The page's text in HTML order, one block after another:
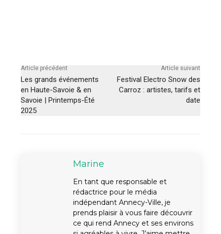
Article précédent
Les grands événements
en Haute-Savoie & en
Savoie | Printemps-Été
2025
Article suivant
Festival Electro Snow des
Carroz : artistes, tarifs et
date
Marine
En tant que responsable et
rédactrice pour le média
indépendant Annecy-Ville, je
prends plaisir à vous faire découvrir
ce qui rend Annecy et ses environs